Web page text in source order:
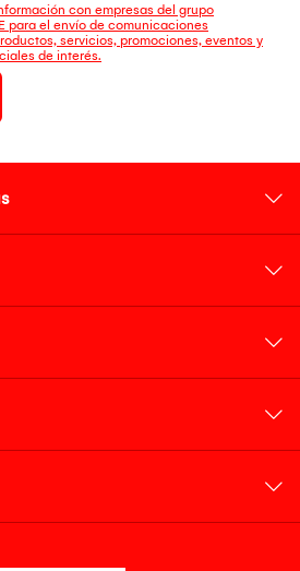
con empresas del grupo
para el envío de comunicaciones
servicios, promociones, eventos y
de interés.